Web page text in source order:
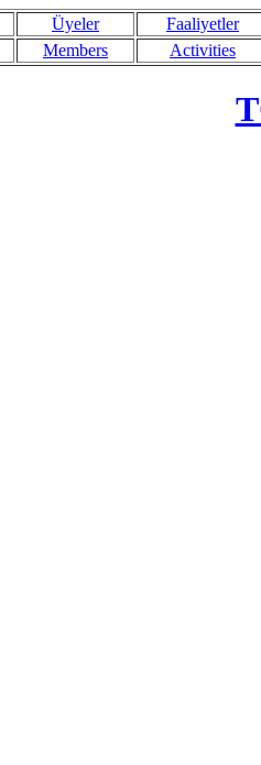
Üyeler
Faaliyetler
Members Activities